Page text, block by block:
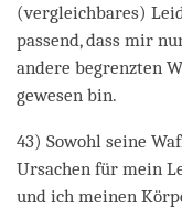
(vergleichbares)
passend, dass mir
andere begrenzten
gewesen bin.
43) Sowohl seine
Ursachen für mein
und ich meinen